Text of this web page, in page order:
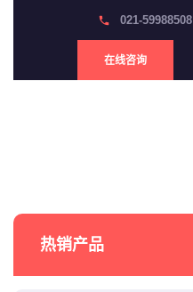
phone 021-59988508
在线咨询
热销产品